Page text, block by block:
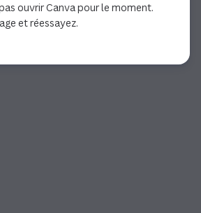
ouvrir Canva pour le moment.
et réessayez.